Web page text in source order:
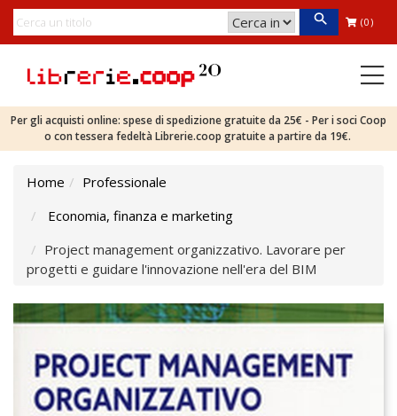
(0)
Per gli acquisti online: spese di spedizione gratuite da 25€ - Per i soci Coop
o con tessera fedeltà Librerie.coop gratuite a partire da 19€.
Home
Professionale
Economia, finanza e marketing
Project management organizzativo. Lavorare per
progetti e guidare l'innovazione nell'era del BIM